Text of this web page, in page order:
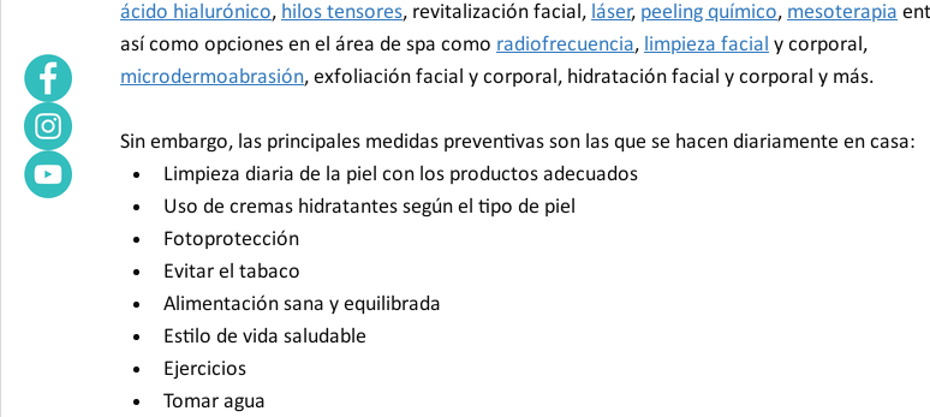
ácido hialurónico, hilos tensores, revitalización facial, láser, peeling químico, mesoterapia
así como opciones en el área de spa como radiofrecuencia, limpieza facial y corporal,
microdermoabrasión, exfoliación facial y corporal, hidratación facial y corporal y más.
Sin embargo, las principales medidas preventivas son las que se hacen diariamente en casa:
Limpieza diaria de la piel con los productos adecuados
Uso de cremas hidratantes según el tipo de piel
Fotoprotección
Evitar el tabaco
Alimentación sana y equilibrada
Estilo de vida saludable
Ejercicios
Tomar agua